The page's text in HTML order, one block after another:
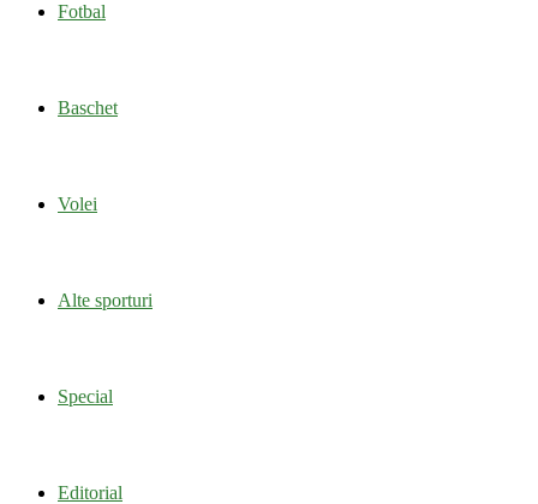
Fotbal
Baschet
Volei
Alte sporturi
Special
Editorial